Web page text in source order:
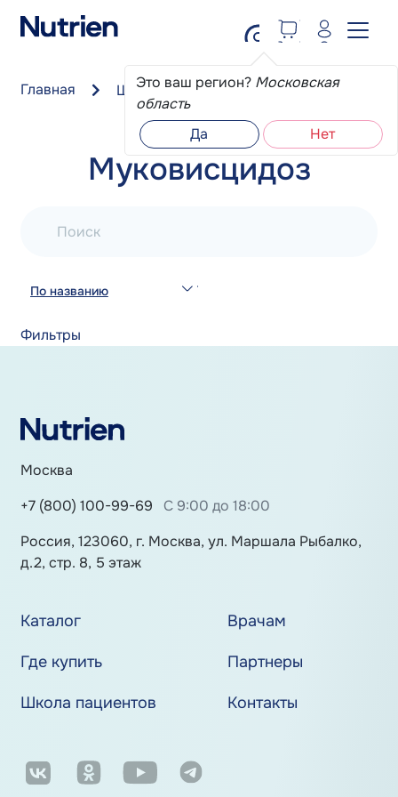
Это ваш регион? Московская
область
Да
Нет
Главная Школа пациента Муковисцидоз
Муковисцидоз
Поиск
По названию
Фильтры
Москва
+7 (800) 100-99-69
С 9:00 до 18:00
Россия, 123060, г. Москва, ул. Маршала Рыбалко,
д.2, стр. 8, 5 этаж
Каталог
Врачам
Где купить
Партнеры
Школа пациентов
Контакты